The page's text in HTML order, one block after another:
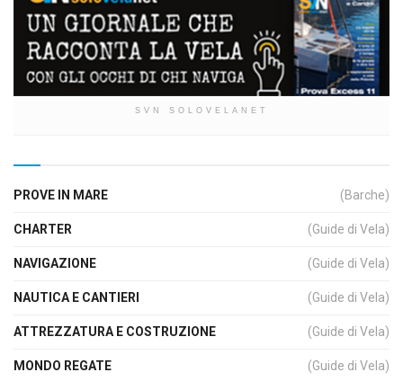
SVN SOLOVELANET
PROVE IN MARE (Barche)
CHARTER (Guide di Vela)
NAVIGAZIONE (Guide di Vela)
NAUTICA E CANTIERI (Guide di Vela)
ATTREZZATURA E COSTRUZIONE (Guide di Vela)
MONDO REGATE (Guide di Vela)